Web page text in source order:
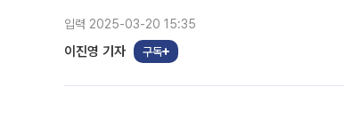
입력 2025-03-20 15:35
이진영 기자 구독